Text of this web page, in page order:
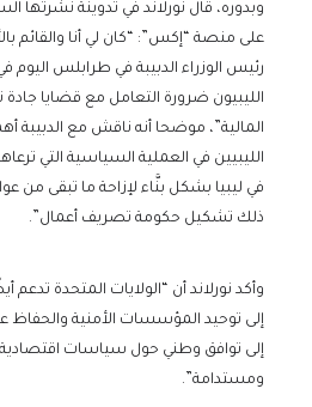
وبدوره، قال نورلاند في تدوينة نشرتها
على منصة “إكس”: “كان لي أنا والقائم
رئيس الوزراء الدبيبة في طرابلس اليوم
الليبيون ضرورة التعامل مع قضايا جادة
المالية”، موضحا أنه ناقش مع الدبيبة
الليبيين في العملية السياسية التي
في ليبيا بشكل بنَّاء لإزاحة ما تبقى من
ذلك تشكيل حكومة تصريف أعمال”.
وأكد نورلاند أن “الولايات المتحدة تدعم
إلى توحيد المؤسسات الأمنية والحفاظ
إلى توافق وطني حول سياسات
ومستدامة”.